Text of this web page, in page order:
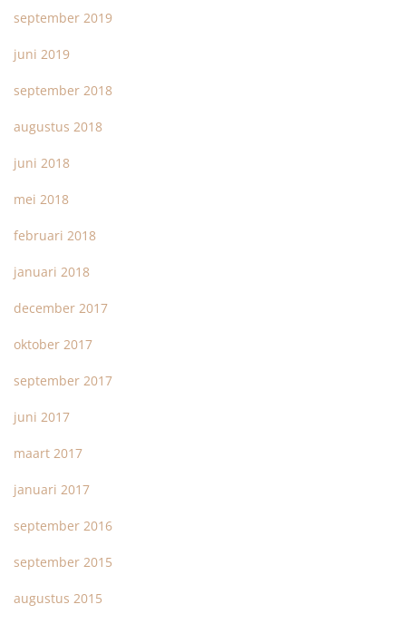
september 2019
juni 2019
september 2018
augustus 2018
juni 2018
mei 2018
februari 2018
januari 2018
december 2017
oktober 2017
september 2017
juni 2017
maart 2017
januari 2017
september 2016
september 2015
augustus 2015